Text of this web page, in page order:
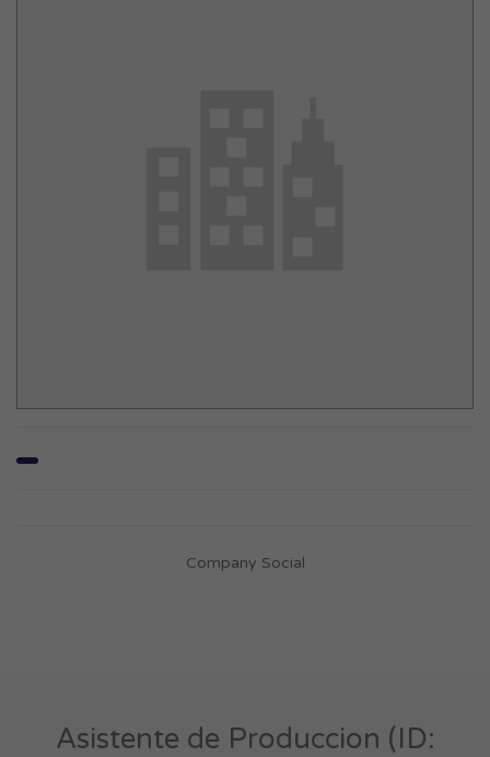
Company Social
Asistente de Produccion (ID: